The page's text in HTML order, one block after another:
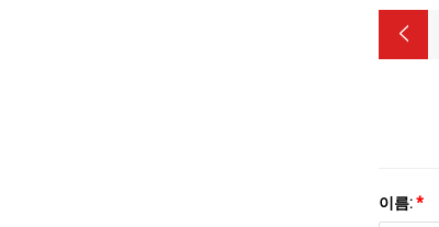
이름:*